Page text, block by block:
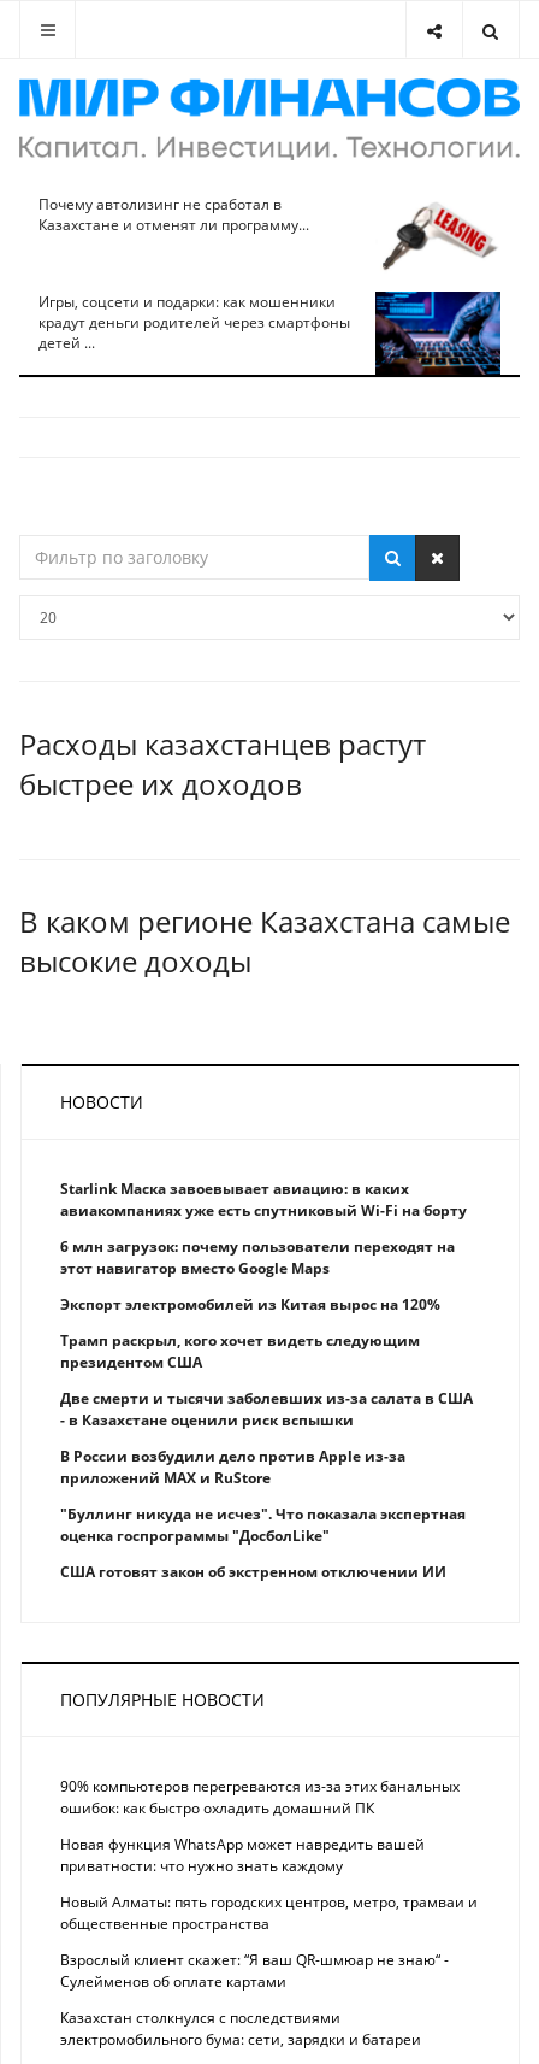
Почему автолизинг не сработал в
Казахстане и отменят ли программу...
Игры, соцсети и подарки: как мошенники
крадут деньги родителей через смартфоны
детей ...
по
Расходы казахстанцев растут
быстрее их доходов
В каком регионе Казахстана самые
высокие доходы
НОВОСТИ
Starlink Маска завоевывает авиацию: в каких
авиакомпаниях уже есть спутниковый Wi-Fi на борту
6 млн загрузок: почему пользователи переходят на
этот навигатор вместо Google Maps
Экспорт электромобилей из Китая вырос на 120%
Трамп раскрыл, кого хочет видеть следующим
президентом США
Две смерти и тысячи заболевших из-за салата в США
- в Казахстане оценили риск вспышки
В России возбудили дело против Apple из-за
приложений MAX и RuStore
"Буллинг никуда не исчез". Что показала экспертная
оценка госпрограммы "ДосболLike"
США готовят закон об экстренном отключении ИИ
ПОПУЛЯРНЫЕ НОВОСТИ
90% компьютеров перегреваются из-за этих банальных
ошибок: как быстро охладить домашний ПК
Новая функция WhatsApp может навредить вашей
приватности: что нужно знать каждому
Новый Алматы: пять городских центров, метро, трамваи и
общественные пространства
Взрослый клиент скажет: “Я ваш QR-шмюар не знаю“ -
Сулейменов об оплате картами
Казахстан столкнулся с последствиями
электромобильного бума: сети, зарядки и батареи